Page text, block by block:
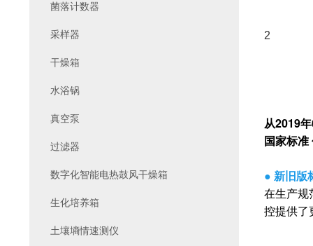
2
从2019
国家标
● 新旧版
在生产规
控提供了
菌落计数器
采样器
干燥箱
水浴锅
真空泵
过滤器
数字化智能电热鼓风干燥箱
生化培养箱
土壤墒情速测仪